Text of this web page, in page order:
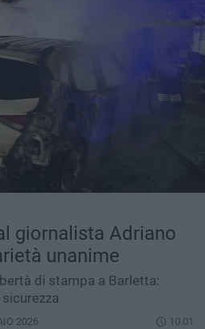
giornalista Adriano
unanime
di stampa a Barletta:
2026 10.01